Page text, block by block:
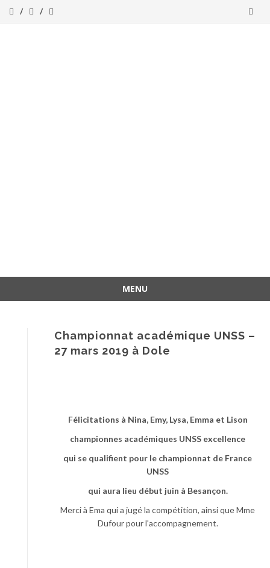
MENU
Championnat académique UNSS –
27 mars 2019 à Dole
Félicitations à Nina, Emy, Lysa, Emma et Lison
championnes académiques UNSS excellence
qui se qualifient pour le championnat de France
UNSS
qui aura lieu début juin à Besançon.
Merci à Ema qui a jugé la compétition, ainsi que Mme
Dufour pour l'accompagnement.